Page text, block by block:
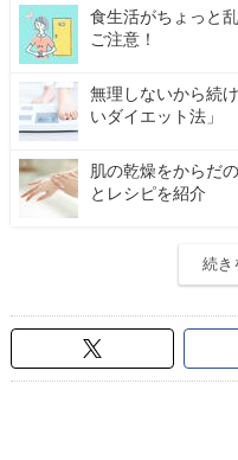
食生活がちょっと
ご注意！
無理しないから続
いダイエット法」
肌の乾燥をからだ
とレシピを紹介
続き